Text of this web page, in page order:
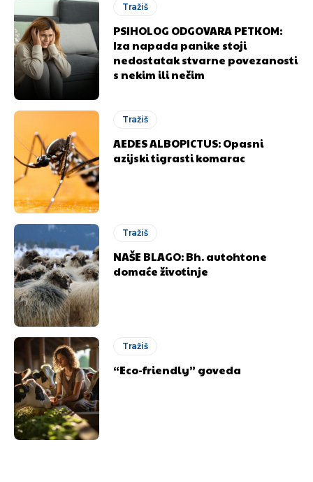
Tražiš
PSIHOLOG ODGOVARA PETKOM:
Iza napada panike stoji
nedostatak stvarne povezanosti
s nekim ili nečim
Tražiš
AEDES ALBOPICTUS: Opasni
azijski tigrasti komarac
Tražiš
NAŠE BLAGO: Bh. autohtone
domaće životinje
Tražiš
“Eco-friendly” goveda